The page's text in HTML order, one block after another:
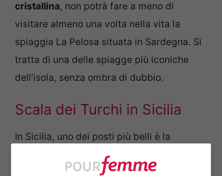
cristallina, non potrà fare a meno di
visitare almeno una volta nella vita la
spiaggia La Pelosa situata in Sardegna. Si
tratta di una delle spiagge più iconiche
dell’isola, senza ombra di dubbio.
Scala dei Turchi in Sicilia
In Sicilia, uno dei posti più belli è la
spiaggia Scala dei Turchi, una
incantevole in cui è possibile immergersi